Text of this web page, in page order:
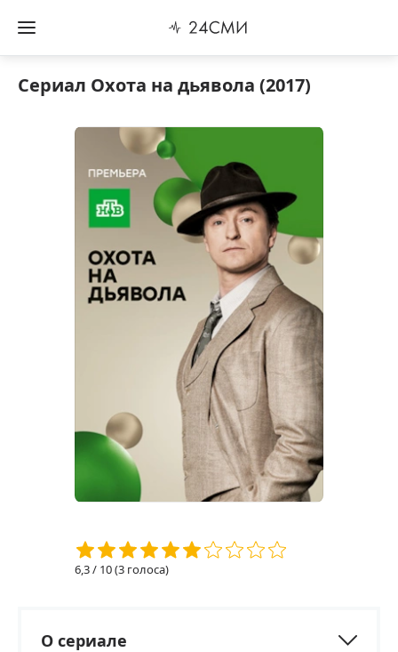
Сериал Охота на дьявола (2017)
6,3/ 10 (3 голоса)
О сериале